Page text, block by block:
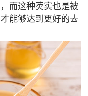
而这种芡实也是被
能够达到更好的去